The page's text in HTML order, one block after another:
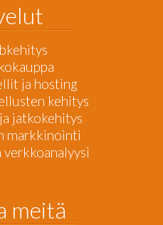
ja hosting
kehitys
jatkokehitys
markkinointi
verkkoanalyysi
meitä